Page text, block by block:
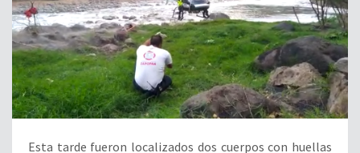
Esta tarde fueron localizados dos cuerpos con huellas